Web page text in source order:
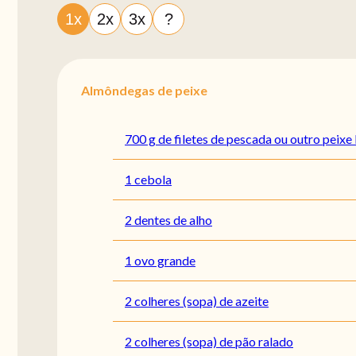
1x 2x 3x ?
Almôndegas de peixe
700 g de filetes de pescada ou outro
1 cebola
2 dentes de alho
1 ovo grande
2 colheres (sopa) de azeite
2 colheres (sopa) de pão ralado